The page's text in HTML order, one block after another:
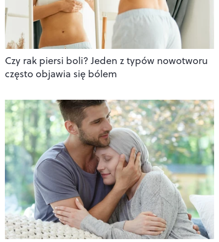
Czy rak piersi boli? Jeden z typów nowotworu
często objawia się bólem